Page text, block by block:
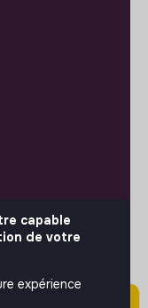
capable
de votre
expérience